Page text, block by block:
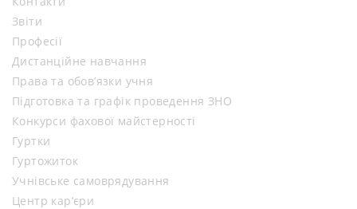
Звіти
Професії
Дистанційне навчання
Права та обов’язки учня
Підготовка та графік проведення ЗНО
Конкурси фахової майстерності
Гуртки
Гуртожиток
Учнівське самоврядування
Центр кар’єри